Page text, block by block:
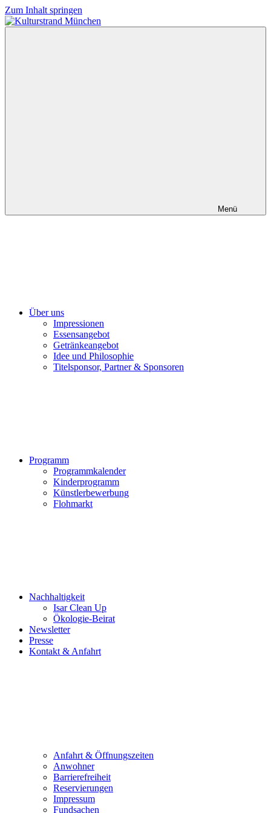
Zum Inhalt springen
Menü
Über uns
Impressionen
Essensangebot
Getränkeangebot
Idee und Philosophie
Titelsponsor, Partner & Sponsoren
Programm
Programmkalender
Kinderprogramm
Künstlerbewerbung
Flohmarkt
Nachhaltigkeit
Isar Clean Up
Ökologie-Beirat
Newsletter
Presse
Kontakt & Anfahrt
Anfahrt & Öffnungszeiten
Anwohner
Barrierefreiheit
Reservierungen
Impressum
Fundsachen